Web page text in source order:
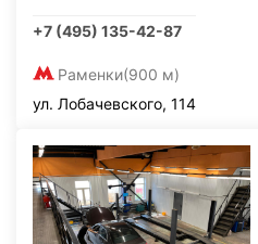
+7 (495) 135-42-87
Раменки(900 м)
ул. Лобачевского, 114